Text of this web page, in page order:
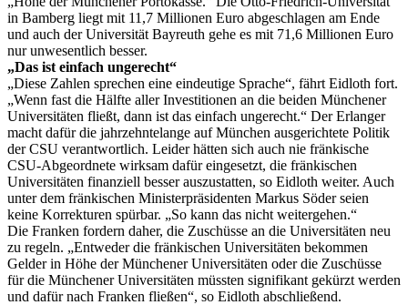
in Bamberg liegt mit 11,7 Millionen Euro abgeschlagen am Ende
und auch der Universität Bayreuth gehe es mit 71,6 Millionen Euro
nur unwesentlich besser.
„Das ist einfach ungerecht“
„Diese Zahlen sprechen eine eindeutige Sprache“, fährt Eidloth fort.
„Wenn fast die Hälfte aller Investitionen an die beiden Münchener
Universitäten fließt, dann ist das einfach ungerecht.“ Der Erlanger
macht dafür die jahrzehntelange auf München ausgerichtete Politik
der CSU verantwortlich. Leider hätten sich auch nie fränkische
CSU-Abgeordnete wirksam dafür eingesetzt, die fränkischen
Universitäten finanziell besser auszustatten, so Eidloth weiter. Auch
unter dem fränkischen Ministerpräsidenten Markus Söder seien
keine Korrekturen spürbar. „So kann das nicht weitergehen.“
Die Franken fordern daher, die Zuschüsse an die Universitäten neu
zu regeln. „Entweder die fränkischen Universitäten bekommen
Gelder in Höhe der Münchener Universitäten oder die Zuschüsse
für die Münchener Universitäten müssten signifikant gekürzt werden
und dafür nach Franken fließen“, so Eidloth abschließend.